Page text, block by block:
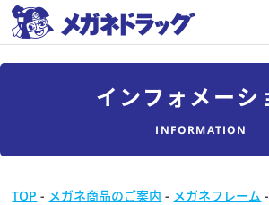
インフォメーシ
INFORMATION
TOP - メガネ商品のご案内 - メガネフレーム